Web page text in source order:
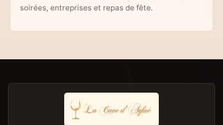
soirées, entreprises et repas de fête.